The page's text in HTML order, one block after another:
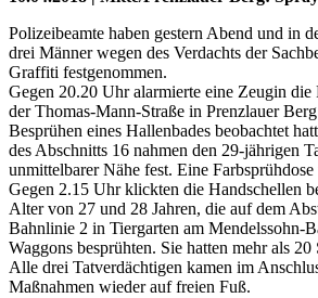
Polizeibeamte haben gestern Abend und in
drei Männer wegen des Verdachts der
Graffiti festgenommen.
Gegen 20.20 Uhr alarmierte eine Zeugin die
der Thomas-Mann-Straße in Prenzlauer
Besprühen eines Hallenbades beobachtet
des Abschnitts 16 nahmen den 29-jährigen
unmittelbarer Nähe fest. Eine
Gegen 2.15 Uhr klickten die Handschellen
Alter von 27 und 28 Jahren, die auf dem
Bahnlinie 2 in Tiergarten am Mendelssohn-
Waggons besprühten. Sie hatten mehr als 20
Alle drei Tatverdächtigen kamen im
Maßnahmen wieder auf freien Fuß.